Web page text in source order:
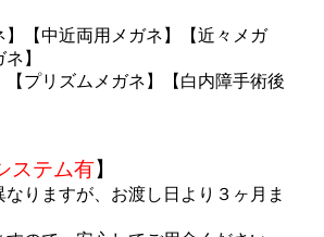
】【中近両用メガネ】【近々メガ
】
【プリズムメガネ】【白内障手術後
ステム有】
なりますが、お渡し日より３ヶ月ま